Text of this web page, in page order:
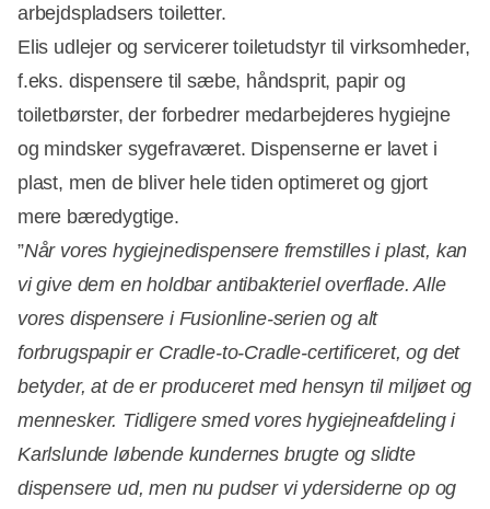
arbejdspladsers toiletter.
Elis udlejer og servicerer toiletudstyr til virksomheder,
f.eks. dispensere til sæbe, håndsprit, papir og
toiletbørster, der forbedrer medarbejderes hygiejne
og mindsker sygefraværet. Dispenserne er lavet i
plast, men de bliver hele tiden optimeret og gjort
mere bæredygtige.
”Når vores hygiejnedispensere fremstilles i plast, kan
vi give dem en holdbar antibakteriel overflade. Alle
vores dispensere i Fusionline-serien og alt
forbrugspapir er Cradle-to-Cradle-certificeret, og det
betyder, at de er produceret med hensyn til miljøet og
mennesker. Tidligere smed vores hygiejneafdeling i
Karlslunde løbende kundernes brugte og slidte
dispensere ud, men nu pudser vi ydersiderne op og